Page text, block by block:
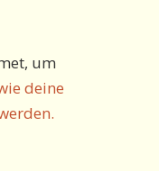
um
deine